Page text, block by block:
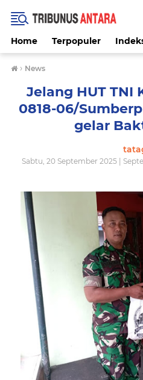
Home Terpopuler
› News
Jelang HUT TNI
0818-06/
gelar
Sabtu, 20 September 2025 |